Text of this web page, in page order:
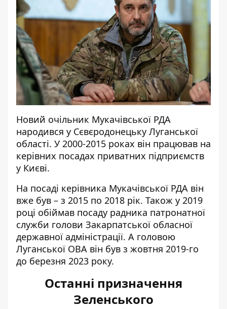
Новий очільник Мукачівської РДА
народився у Сєвєродонецьку Луганської
області. У 2000-2015 роках він працював на
керівних посадах приватних підприємств
у Києві.
На посаді керівника Мукачівської РДА він
вже був – з 2015 по 2018 рік. Також у 2019
році обіймав посаду радника патронатної
служби голови Закарпатської обласної
державної адміністрації. А головою
Луганської ОВА він був з жовтня 2019-го
до березня 2023 року.
Останні призначення
Зеленського